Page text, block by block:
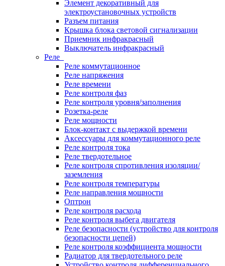
Элемент декоративный для
электроустановочных устройств
Разъем питания
Крышка блока световой сигнализации
Приемник инфракрасный
Выключатель инфракрасный
Реле
Реле коммутационное
Реле напряжения
Реле времени
Реле контроля фаз
Реле контроля уровня/заполнения
Розетка-реле
Реле мощности
Блок-контакт с выдержкой времени
Аксессуары для коммутационного реле
Реле контроля тока
Реле твердотельное
Реле контроля спротивления изоляции/
заземления
Реле контроля температуры
Реле направления мощности
Оптрон
Реле контроля расхода
Реле контроля выбега двигателя
Реле безопасности (устройство для контроля
безопасности цепей)
Реле контроля коэффициента мощности
Радиатор для твердотельного реле